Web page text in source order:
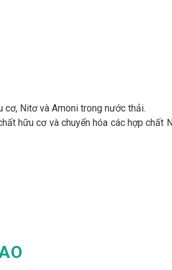
cơ, Nitơ và Amoni trong nước thải.
hữu cơ và chuyển hóa các hợp chất